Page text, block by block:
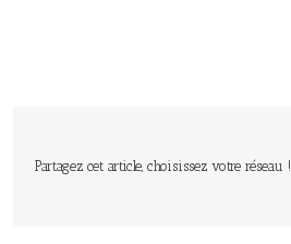
Partagez cet article, choisissez votre réseau !